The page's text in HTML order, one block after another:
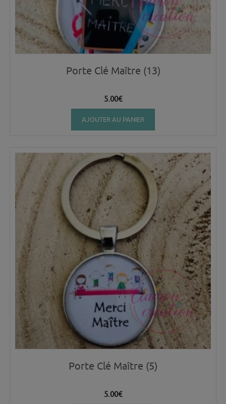
Porte Clé Maître (13)
5.00€
AJOUTER AU PANIER
Porte Clé Maître (5)
5.00€